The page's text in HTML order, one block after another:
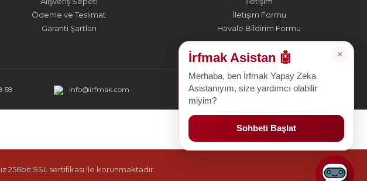
Ödeme ve Teslimat
Garanti Şartları
İletişim Formu
Havale Bildirim Formu
58 info@irfmak.com
SSL sertifikası ile korunmaktadır.
×
İrfmak Asistan 🤖
Merhaba, ben İrfmak Yapay Zeka
Asistanıyım, size yardımcı olabilir
miyim?
Sohbeti Başlat